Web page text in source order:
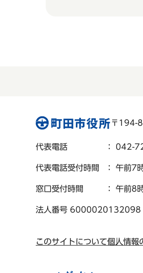
〒194-
代表電話 ： 042-
代表電話受付時間 ： 午前7
窓口受付時間 ： 午前8
法人番号 6000020132098
このサイトについて個人情報